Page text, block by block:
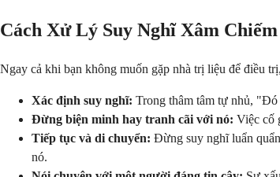
Cách Xử Lý Suy Nghĩ Xâm
Ngay cả khi bạn không muốn gặp nhà trị liệu để điều
Xác định suy nghĩ: Trong thâm tâm tự nhủ,
Đừng biện minh hay tranh cãi với nó: Việc cố
Tiếp tục và di chuyển: Đừng suy nghĩ luẩn
nó.